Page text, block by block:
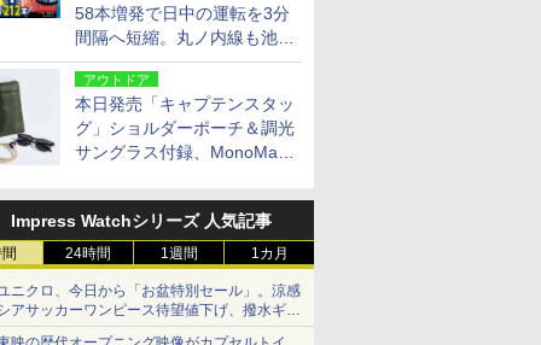
58本増発で日中の運転を3分
間隔へ短縮。丸ノ内線も池袋
～中野坂上を4分間隔に
アウトドア
本日発売「キャプテンスタッ
グ」ショルダーポーチ＆調光
サングラス付録、MonoMax
Impress Watchシリーズ 人気記事
24時間 1週間 1カ月
ニクロ、今日から「お盆特別セール」。涼感
アサッカーワンピース待望値下げ、撥水ギア
ョーツは1990円に